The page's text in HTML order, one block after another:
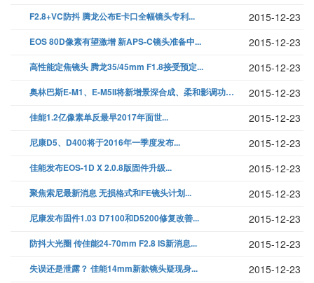
F2.8+VC防抖 腾龙公布E卡口全幅镜头专利... 2015-12-23
EOS 80D像素有望激增 新APS-C镜头准备中... 2015-12-23
高性能定焦镜头 腾龙35/45mm F1.8接受预定... 2015-12-23
奥林巴斯E-M1、E-M5II将新增景深合成、柔和影调功能... 2015-12-23
佳能1.2亿像素单反最早2017年面世... 2015-12-23
尼康D5、D400将于2016年一季度发布... 2015-12-23
佳能发布EOS-1D X 2.0.8版固件升级... 2015-12-23
聚焦索尼最新消息 无损格式和FE镜头计划... 2015-12-23
尼康发布固件1.03 D7100和D5200修复改善... 2015-12-23
防抖大光圈 传佳能24-70mm F2.8 IS新消息... 2015-12-23
失误还是泄露？ 佳能14mm新款镜头疑现身... 2015-12-23